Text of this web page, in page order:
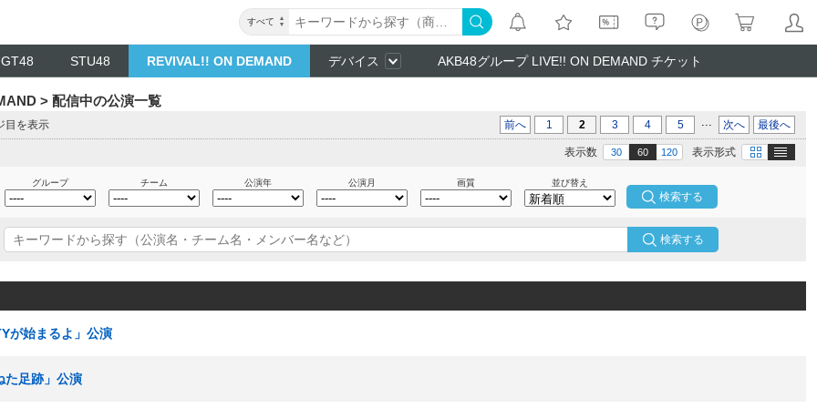
すべて
STU48 REVIVAL!! ON DEMAND デバイス AKB48グループ LIVE!! ON DEMAND チケット
> 配信中の公演一覧
を表示 前へ 1 2 3 4 5 ... 次へ 最後へ
表示形式 画像
表示数 30 60 120
グループ チーム 公演年 公演月 画質 並び替え
検索する
が始まるよ」公演
た足跡」公演